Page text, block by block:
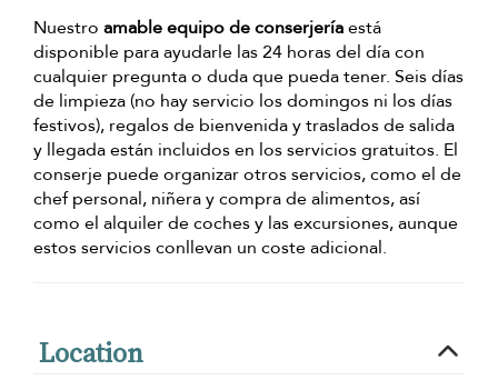
Nuestro amable equipo de conserjeríaestá
disponible para ayudarle las 24 horas del día con
cualquier pregunta o duda que pueda tener. Seis días
de limpieza (no hay servicio los domingos ni los días
festivos), regalos de bienvenida y traslados de salida
y llegada están incluidos en los servicios gratuitos. El
conserje puede organizar otros servicios, como el de
chef personal, niñera y compra de alimentos, así
como el alquiler de coches y las excursiones, aunque
estos servicios conllevan un coste adicional.
Location